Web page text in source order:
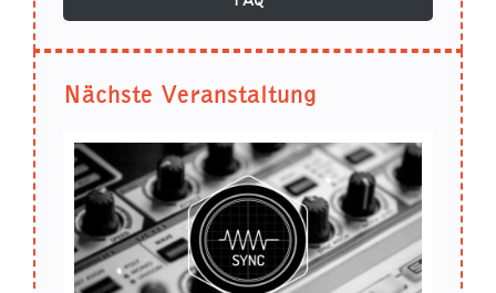
Nächste Veranstaltung